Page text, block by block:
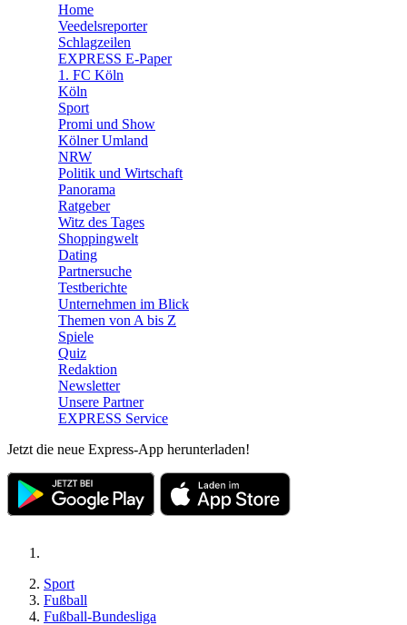
🛒 Shoppingwelt
Home
Veedelsreporter
Schlagzeilen
EXPRESS E-Paper
1. FC Köln
Köln
Sport
Promi und Show
Kölner Umland
NRW
Politik und Wirtschaft
Panorama
Ratgeber
Witz des Tages
Shoppingwelt
Dating
Partnersuche
Testberichte
Unternehmen im Blick
Themen von A bis Z
Spiele
Quiz
Redaktion
Newsletter
Unsere Partner
EXPRESS Service
Jetzt die neue Express-App herunterladen!
Sport
Fußball
Fußball-Bundesliga